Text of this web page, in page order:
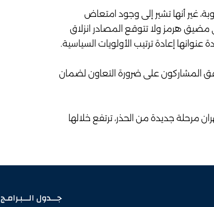
غير أنها تشير إلى وجود امتعاض
مضيق هرمز ولا تتوقع المصادر انزلاق
إعادة ترتيب الأولويات السياسية.
المشاركون على ضرورة التعاون لضمان
مرحلة جديدة من الحذر، ترتفع خلالها
جـــدول الـــبـرامـج